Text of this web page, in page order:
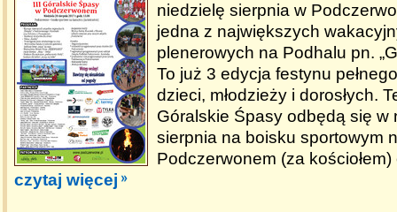
niedzielę sierpnia w
jedna z największych
plenerowych na Podhalu pn.
To już 3 edycja festynu
dzieci, młodzieży i dorosłych.
Góralskie Śpasy odbędą się w
sierpnia na boisku sportowym
Podczerwonem (za
czytaj więcej